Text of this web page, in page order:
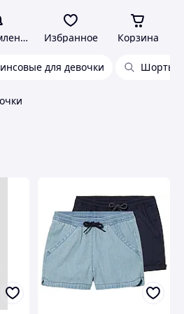
Избранное Корзина
для девочки Шорты